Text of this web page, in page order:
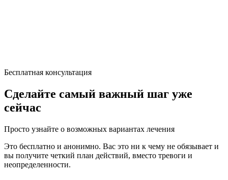
Бесплатная консультация
Сделайте самый важный шаг уже
сейчас
Просто узнайте о возможных вариантах лечения
Это бесплатно и анонимно. Вас это ни к чему не обязывает и
вы получите четкий план действий, вместо тревоги и
неопределенности.